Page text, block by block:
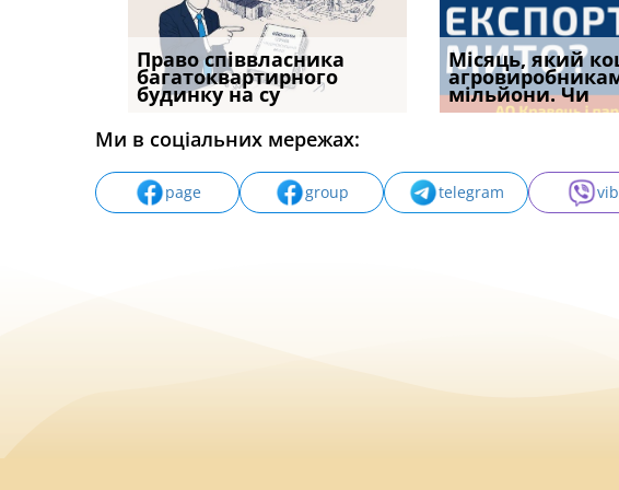
Право співвласника
багатоквартирного
будинку на су
Якщо суд
відшкодування
наявніс
ФУНДАМЕНТАЛЬНА
ПРОБЛЕМА «СУДОВОЇ
ПРАКТИКИ», АБО ПР
Місяць, який
мільйони. Чи
Чи
печатка у
правила
Ми в соціальних мережах:
page group telegram